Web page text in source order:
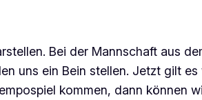
Bei der Mannschaft aus
uns ein Bein stellen. Jetzt gilt
kommen, dann können